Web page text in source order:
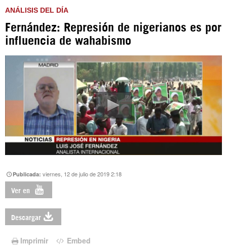
Instagram como: hispan_tv
https://www.facebook.com/Nexolatino.Canal
http://twitter.com/nexo_latino
ANÁLISIS DEL DÍA
Fernández: Represión de nigerianos es por
influencia de wahabismo
Publicada:viernes, 12 de julio de 2019 2:18
Ver en
Descargar
Imprimir Embed